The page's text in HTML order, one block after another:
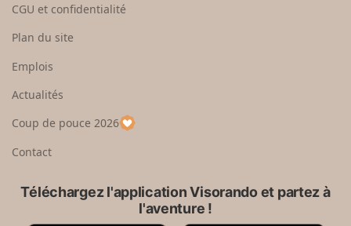
e
u
p
a
CGU et confidentialité
Plan du site
Emplois
Actualités
Coup de pouce 2026
Contact
Téléchargez l'application Visorando et partez à
l'aventure !